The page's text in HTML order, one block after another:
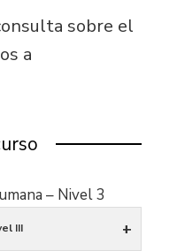
sobre el
a
– Nivel 3
III +